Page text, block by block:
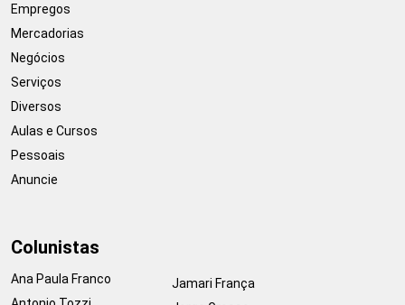
Empregos
Mercadorias
Negócios
Serviços
Diversos
Aulas e Cursos
Pessoais
Anuncie
Colunistas
Ana Paula Franco
Jamari França